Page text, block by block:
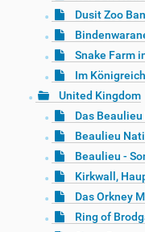
Dusit Zoo
Snake Farm
Im
United Kingdom
Das
Beaulieu
Beaulieu -
Kirkwall,
Das Orkney
Ring of